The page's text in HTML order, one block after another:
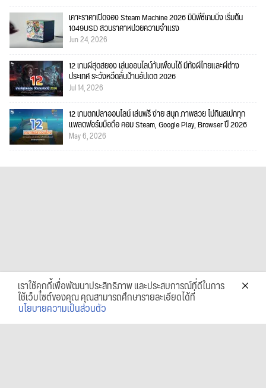
เคาะราคาเปิดจอง Steam Machine 2026 มินิพีซีเกมมิ่ง เริ่มต้น
1049USD สวนราคาหน่วยความจำแรง
Jun 24, 2026
12 เกมผีสุดสยอง เล่นออนไลน์กับเพื่อนได้ มีทั้งผีไทยและผีต่าง
ประเทศ ระวังหวีดลั่นบ้านอัปเดต 2026
Jul 14, 2026
12 เกมตกปลาออนไลน์ เล่นฟรี ง่าย สนุก ภาพสวย ไม่กินสเปกทุก
แพลตฟอร์มมือถือ คอม Steam, Google Play, Browser ปี 2026
May 6, 2026
เราใช้คุกกี้เพื่อพัฒนาประสิทธิภาพ และประสบการณ์ที่ดีในการ
ใช้เว็บไซต์ของคุณ คุณสามารถศึกษารายละเอียดได้ที่
นโยบายความเป็นส่วนตัว